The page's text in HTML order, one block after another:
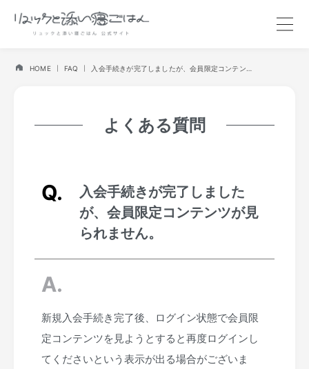
HOME FAQ
よくある質問
入会手続きが完了しました
が、会員限定コンテンツが見
られません。
新規入会手続き完了後、ログイン状態で会員限
定コンテンツを見ようとすると再度ログインし
てくださいという表示が出る場合がございま